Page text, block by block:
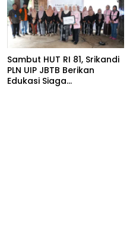
Sambut HUT RI 81, Srikandi
PLN UIP JBTB Berikan
Edukasi Siaga